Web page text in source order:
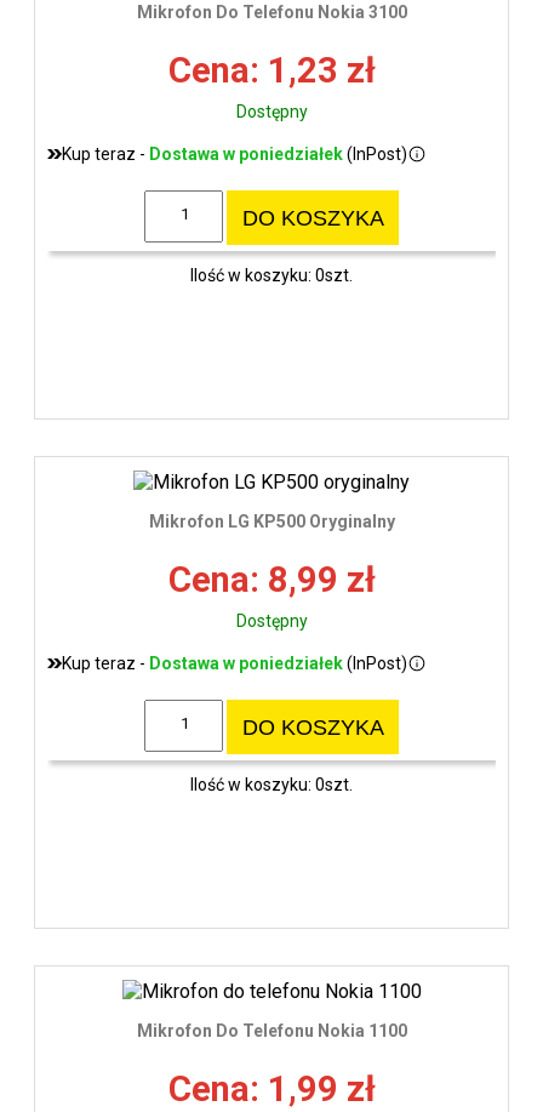
Mikrofon Do Telefonu Nokia 3100
Cena: 1,23 zł
Dostępny
Kup teraz - Dostawa w poniedziałek(InPost)
DO KOSZYKA
Ilość w koszyku: 0szt.
Mikrofon LG KP500 Oryginalny
Cena: 8,99 zł
Dostępny
Kup teraz - Dostawa w poniedziałek(InPost)
DO KOSZYKA
Ilość w koszyku: 0szt.
Mikrofon Do Telefonu Nokia 1100
Cena: 1,99 zł